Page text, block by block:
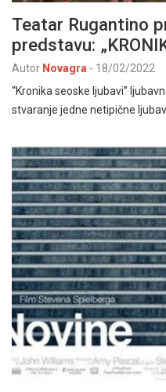
Teatar Rugantino
predstavu:
Autor Novagra - 18/02/2022
“Kronika seoske ljubavi”
stvaranje jedne netipične